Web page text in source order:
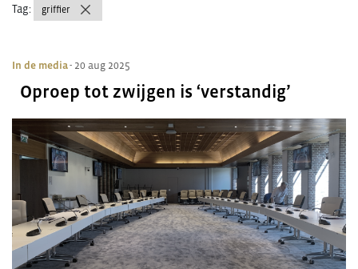
Tag: griffier
In de media- 20 aug 2025
Oproep tot zwijgen is ‘verstandig’